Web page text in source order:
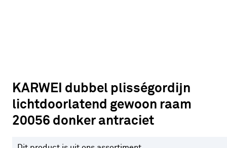
KARWEI dubbel plisségordijn
lichtdoorlatend gewoon raam
20056 donker antraciet